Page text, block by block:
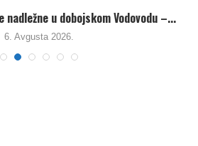
nadležne u dobojskom Vodovodu –...
6. Avgusta 2026.